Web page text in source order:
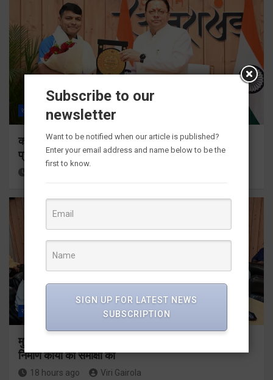
राज्य ALL देहरादून
कॉमनवेल्थ गेम्स 2026 के उत्तराखंड के पदक विजेताओं और
प्रशिक्षकों को मुख्यमंत्री धामी ने किया सम्मानित
राज्य
मुख्यमंत्री धामी ने उत्तराखंड क्रीड़ा विश्वविद्यालय गौलापार के
निर्माण कार्यों की समीक्षा की
18 hours ago Viri Gairola
Subscribe to our
newsletter
Want to be notified when our article is published?
Enter your email address and name below to be the
first to know.
SIGN UP FOR LATEST NEWS
SUBSCRIPTION